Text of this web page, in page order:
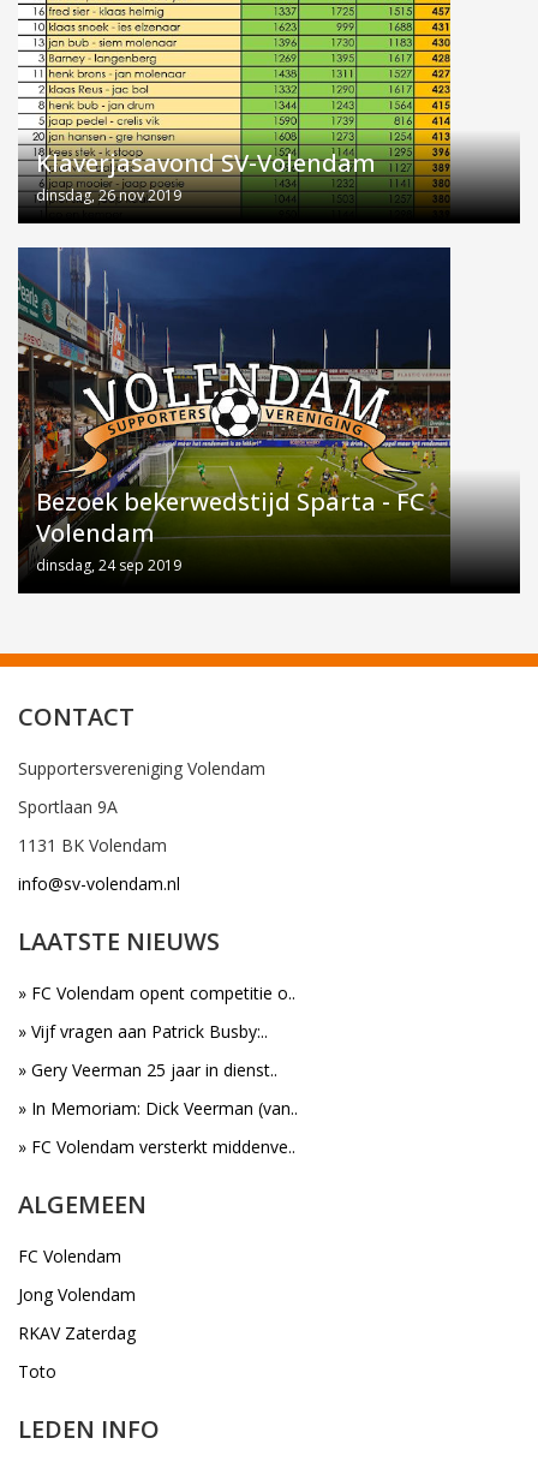
Klaverjasavond SV-Volendam
dinsdag, 26 nov 2019
Bezoek bekerwedstijd Sparta - FC
Volendam
dinsdag, 24 sep 2019
CONTACT
Supportersvereniging Volendam
Sportlaan 9A
1131 BK Volendam
info@sv-volendam.nl
LAATSTE NIEUWS
» FC Volendam opent competitie o..
» Vijf vragen aan Patrick Busby:..
» Gery Veerman 25 jaar in dienst..
» In Memoriam: Dick Veerman (van..
» FC Volendam versterkt middenve..
ALGEMEEN
FC Volendam
Jong Volendam
RKAV Zaterdag
Toto
LEDEN INFO